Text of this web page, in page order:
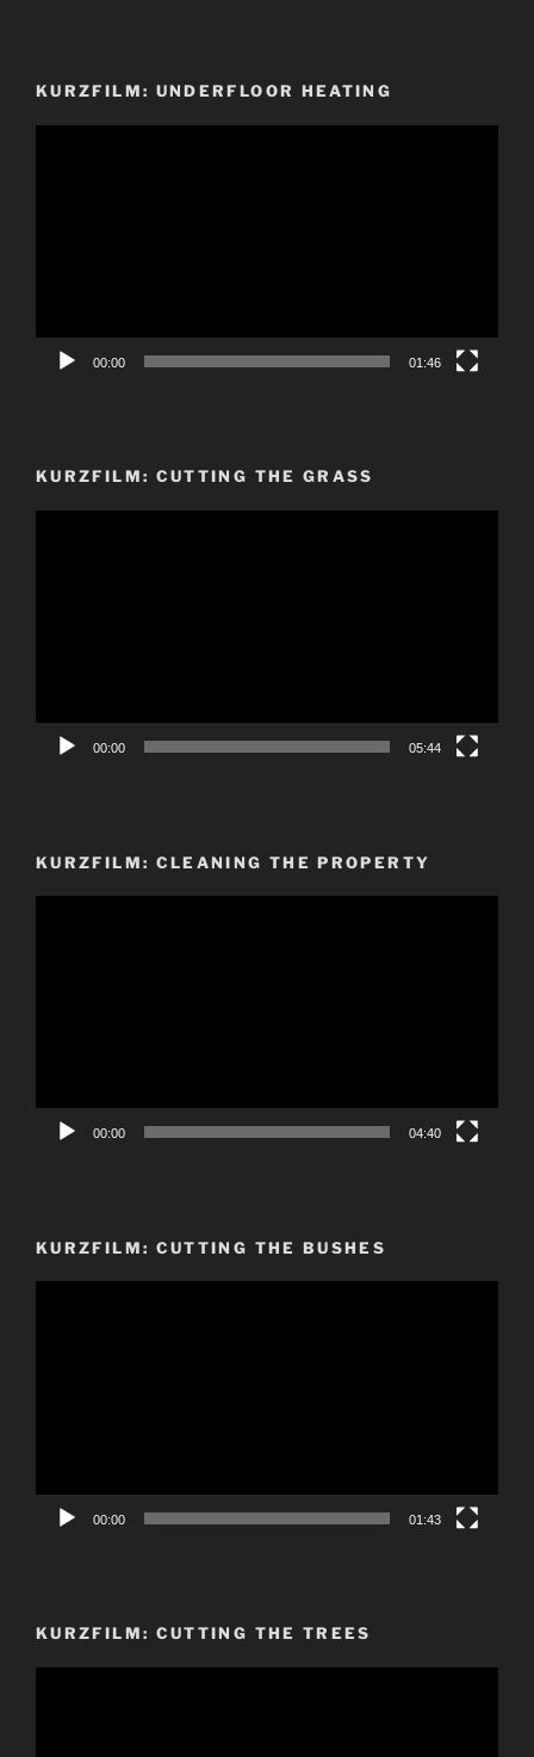
KURZFILM: UNDERFLOOR HEATING
00:00 01:46
KURZFILM: CUTTING THE GRASS
00:00 05:44
KURZFILM: CLEANING THE PROPERTY
00:00 04:40
KURZFILM: CUTTING THE BUSHES
00:00 01:43
KURZFILM: CUTTING THE TREES